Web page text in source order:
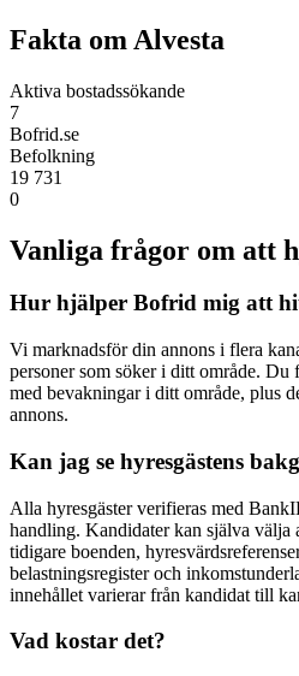
Fakta om Alvesta
Aktiva bostadssökande
7
Bofrid.se
Befolkning
19 731
0
Vanliga frågor om att
Hur hjälper Bofrid mig att
Vi marknadsför din annons i flera
personer som söker i ditt område.
med bevakningar i ditt område, plus
annons.
Kan jag se hyresgästens
Alla hyresgäster verifieras med
handling. Kandidater kan själva välja
tidigare boenden,
belastningsregister och
innehållet varierar från kandidat till
Vad kostar det?